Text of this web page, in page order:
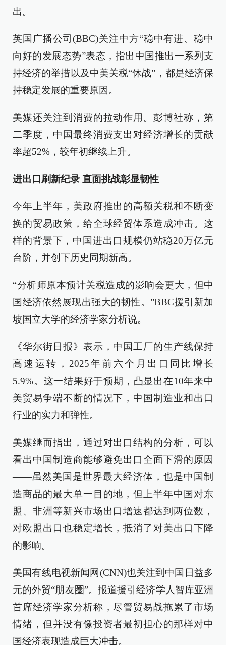
出。
英国广播公司(BBC)关注中方“稳中有进、稳中
向好的发展态势”表态，指出中国推出一系列支
持经济的举措以及中美关税“休战”，都是经济保
持稳定发展的重要原因。
美媒还关注到消费的拉动作用。彭博社称，第
二季度，中国最终消费支出对经济增长的贡献
率超52%，较年初继续上升。
进出口刷新纪录 直面挑战彰显韧性
今年上半年，美政府推出的高额关税和不断变
换的贸易政策，给全球经贸体系造成冲击。这
样的背景下，中国进出口规模仍站稳20万亿元
台阶，并创下历史同期新高。
“分析师原本预计关税造成的影响会更大，但中
国经济依然展现出强大的韧性。”BBC援引新加
坡国立大学的经济学家分析说。
《华尔街日报》表示，中国工厂的生产线保持
高速运转，2025年前六个月出口同比增长
5.9%。这一结果好于预期，凸显出在10年来中
美贸易争端不断的情况下，中国制造业和出口
行业的实力和弹性。
美媒继而指出，通过对出口结构的分析，可以
看出中国制造商能够避免出口全面下滑的原因
——虽然美国是世界最大经济体，也是中国制
造商品的最大单一目的地，但上半年中国对东
盟、非洲等新兴市场出口增速都达到两位数，
对欧盟出口也稳定增长，抵消了对美出口下降
的影响。
美国有线电视新闻网(CNN)也关注到中国日益多
元的外贸“朋友圈”。报道援引经济学人智库亚洲
首席经济学家分析称，尽管贸易战拖累了市场
情绪，但并没有像投资者最初担心的那样对中
国经济表现造成巨大冲击。